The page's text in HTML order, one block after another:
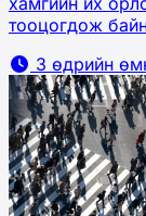
тооцогдож
3 өдрийн